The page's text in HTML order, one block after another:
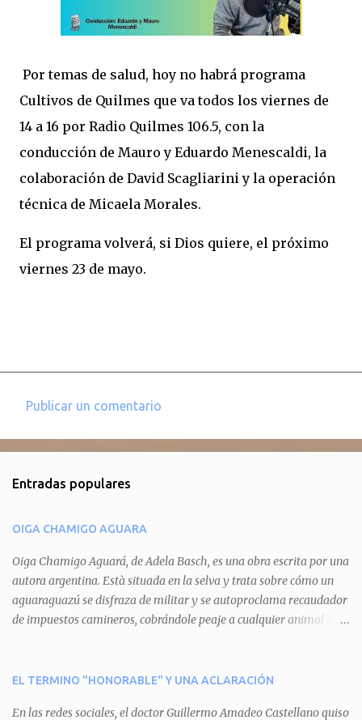
Por temas de salud, hoy no habrá programa
Cultivos de Quilmes que va todos los viernes de
14 a 16 por Radio Quilmes 106.5, con la
conducción de Mauro y Eduardo Menescaldi, la
colaboración de David Scagliarini y la operación
técnica de Micaela Morales.
El programa volverá, si Dios quiere, el próximo
viernes 23 de mayo.
e
t
a
r
i
o
Publicar un comentario
Entradas populares
OIGA CHAMIGO AGUARA
Oiga Chamigo Aguará, de Adela Basch, es una obra escrita por una
autora argentina. Està situada en la selva y trata sobre cómo un
aguaraguazú se disfraza de militar y se autoproclama recaudador
de impuestos camineros, cobrándole peaje a cualquier animal que
aguará le provoca. De igual manera pasa con Tatú, el armadillo.
del aguará y pasa sin pagar. Por último, Tui, la cotorra, deja
EL TERMINO "HONORABLE" Y UNA ACLARACIÓN
En las redes sociales, el doctor Guillermo Amadeo Castellano quiso